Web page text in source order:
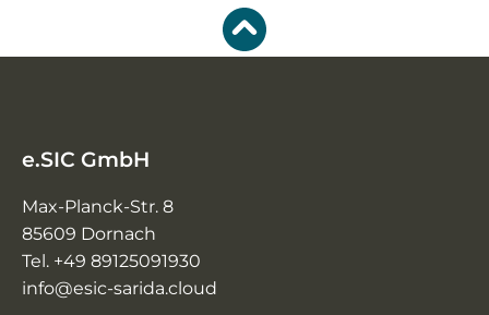
e.SIC GmbH
Max-Planck-Str. 8
85609 Dornach
Tel. +49 89125091930
info@esic-sarida.cloud